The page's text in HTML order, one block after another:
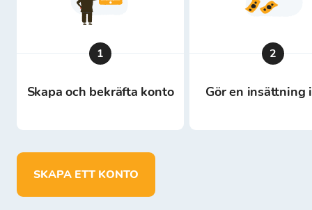
1
Skapa och bekräfta konto
2
Gör en insättning
SKAPA ETT KONTO